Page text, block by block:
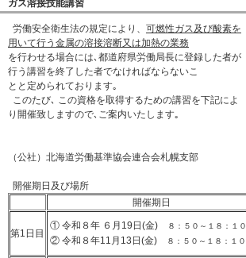
ガス溶接技能講習
労働安全衛生法の規定により、 可燃性ガス及び酸素を
用いて行う金属の溶接溶断又は加熱の業務
を行わせる場合には､都道府県労働局長に登録した者が
行う講習を終了した者でなければならないこ
とと定められております｡
このたび､ この資格を取得するための講習を下記によ
り開催致しますので､ご案内いたします｡
（公社）北海道労働基準協会連合会札幌支部
開催期日及び場所
開催期日
第1日目
① 令和８年 ６ 月19日(金) ８：５０～１８：１０
② 令和８年11 月13日(金) ８：５０～１８：１０